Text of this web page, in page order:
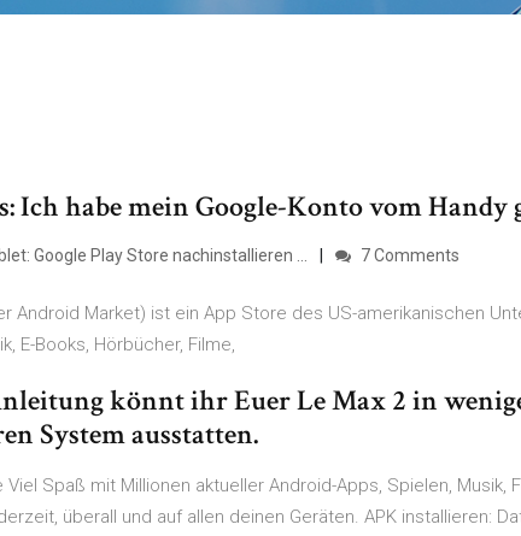
Ich habe mein Google-Konto vom Handy
Google Play Store nachinstallieren ... 7 Comments
Android Market) ist ein App Store des US-amerikanischen
E-Books, Hörbücher, Filme,
könnt ihr Euer Le Max 2 in
System ausstatten.
Viel Spaß mit Millionen aktueller Android-Apps, Spielen, Musik,
überall und auf allen deinen Geräten. APK installieren: